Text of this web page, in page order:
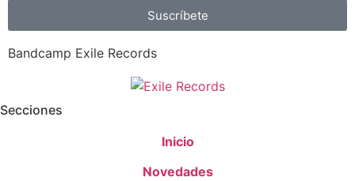
Suscríbete
Bandcamp Exile Records
Secciones
Inicio
Novedades